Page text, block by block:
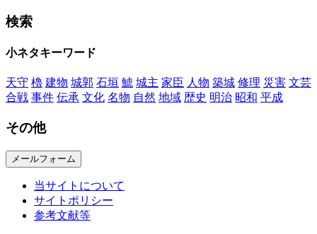
検索
小ネタキーワード
天守 櫓 建物 城郭 石垣 鯱 城主 家臣 人物 築城 修理 災害 文芸
合戦 事件 伝承 文化 名物 自然 地域 歴史 明治 昭和 平成
その他
メールフォーム
当サイトについて
サイトポリシー
参考文献等